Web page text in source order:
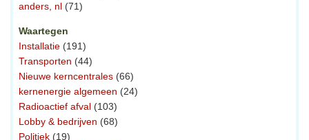
anders, nl (71)
Waartegen
Installatie (191)
Transporten (44)
Nieuwe kerncentrales (66)
kernenergie algemeen (24)
Radioactief afval (103)
Lobby & bedrijven (68)
Politiek (19)